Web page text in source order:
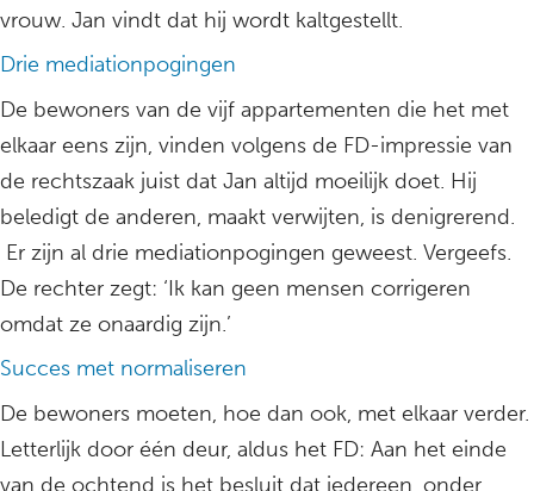
vrouw. Jan vindt dat hij wordt kaltgestellt.
Drie mediationpogingen
De bewoners van de vijf appartementen die het met
elkaar eens zijn, vinden volgens de FD-impressie van
de rechtszaak juist dat Jan altijd moeilijk doet. Hij
beledigt de anderen, maakt verwijten, is denigrerend.
Er zijn al drie mediationpogingen geweest. Vergeefs.
De rechter zegt: ‘Ik kan geen mensen corrigeren
omdat ze onaardig zijn.’
Succes met normaliseren
De bewoners moeten, hoe dan ook, met elkaar verder.
Letterlijk door één deur, aldus het FD: Aan het einde
van de ochtend is het besluit dat iedereen, onder